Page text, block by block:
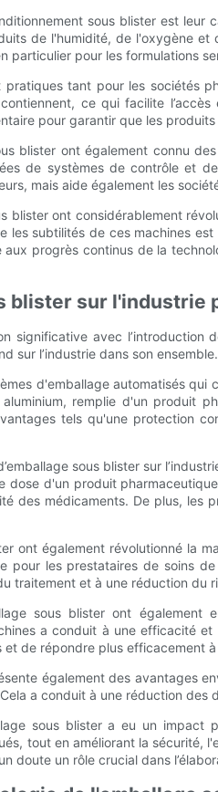
sous blister est
de l'humidité, de l'oxygène
particulier pour les formulations
pratiques tant pour les sociétés
ce qui facilite
pour garantir que les
blister ont également connu
de systèmes de contrôle et
mais aide également les
blister ont considérablement
subtilités de ces machines
progrès continus de la
blister sur l'industrie
significative avec
sur l’industrie dans son ensemble.
d'emballage automatisés
remplie d'un produit
tels qu'une protection
sous blister sur
dose d'un produit
des médicaments. De plus,
ont également révolutionné la
pour les prestataires de soins
traitement et à une réduction
sous blister ont
a conduit à une efficacité
de répondre plus efficacement
également des avantages
a conduit à une réduction
sous blister a eu un
tout en améliorant la sécurité,
doute un rôle crucial dans